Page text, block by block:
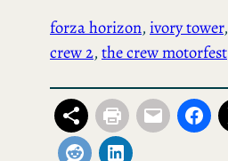
forza horizon, ivory tower,
crew 2, the crew motorfest